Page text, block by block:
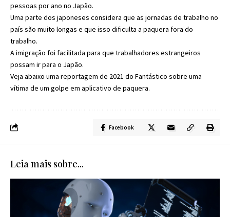
pessoas por ano no Japão.
Uma parte dos japoneses considera que as jornadas de trabalho no
país são muito longas e que isso dificulta a paquera fora do
trabalho.
A imigração foi facilitada para que trabalhadores estrangeiros
possam ir para o Japão.
Veja abaixo uma reportagem de 2021 do Fantástico sobre uma
vítima de um golpe em aplicativo de paquera.
Facebook
Leia mais sobre...